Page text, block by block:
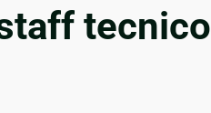
tecnico